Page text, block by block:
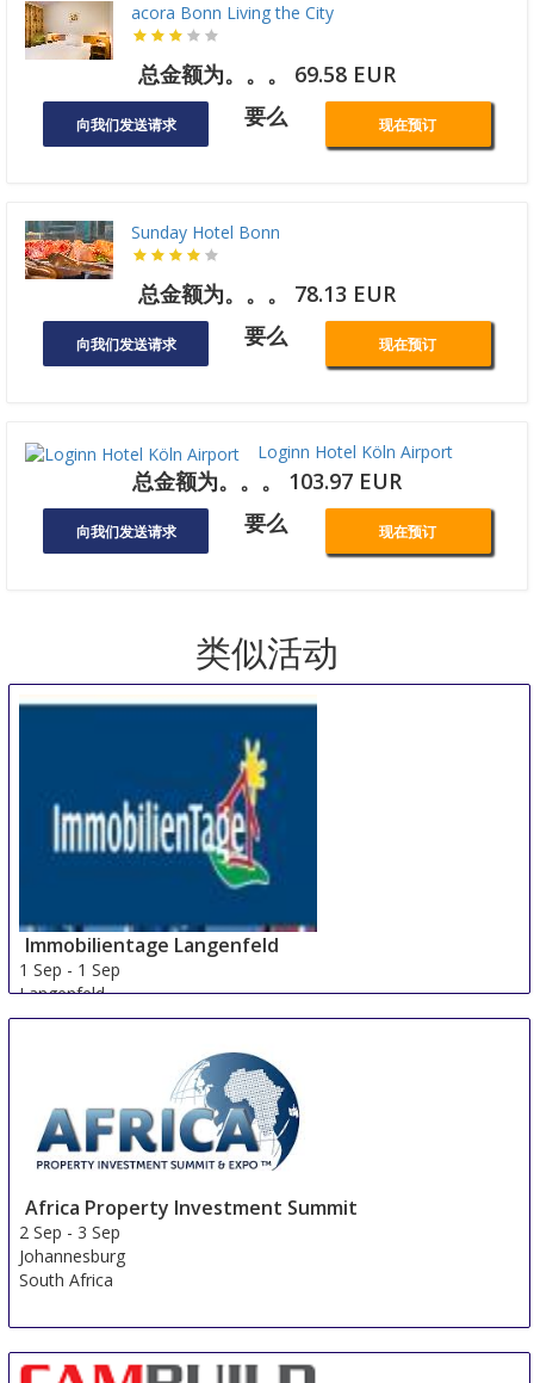
acora Bonn Living the City
总金额为。。。 69.58 EUR
向我们发送请求 要么 现在预订
Sunday Hotel Bonn
总金额为。。。 78.13 EUR
向我们发送请求 要么 现在预订
Loginn Hotel Köln Airport
总金额为。。。 103.97 EUR
向我们发送请求 要么 现在预订
类似活动
Immobilientage Langenfeld
1 Sep - 1 Sep
Langenfeld
Germany
Africa Property Investment Summit
2 Sep - 3 Sep
Johannesburg
South Africa